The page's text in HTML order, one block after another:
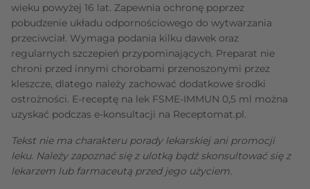
wieku powyżej 16 lat. Zapewnia ochronę poprzez
pobudzenie układu odpornościowego do wytwarzania
przeciwciał. Wymaga podania kilku dawek oraz
regularnych szczepień przypominających. Preparat nie
chroni przed innymi chorobami przenoszonymi przez
kleszcze, dlatego należy zachować dodatkowe środki
ostrożności. E-receptę na lek FSME-IMMUN 0,5 ml można
uzyskać podczas e-konsultacji na Receptomat.pl.
Tekst nie ma charakteru porady lekarskiej ani promocji
leku. Należy zapoznać się z ulotką bądź skonsultować się z
lekarzem lub farmaceutą przed jego użyciem.